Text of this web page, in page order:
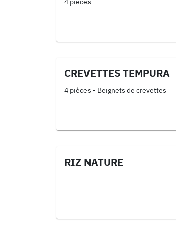
CREVETTES TEMPURA
4 pièces - Beignets de crevettes
RIZ NATURE